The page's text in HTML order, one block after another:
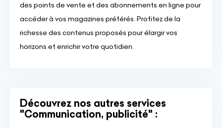
des points de vente et des abonnements en ligne pour
accéder à vos magazines préférés. Profitez de la
richesse des contenus proposés pour élargir vos
horizons et enrichir votre quotidien.
Découvrez nos autres services
"Communication, publicité" :